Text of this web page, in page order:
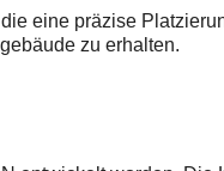
eine präzise
zu erhalten.